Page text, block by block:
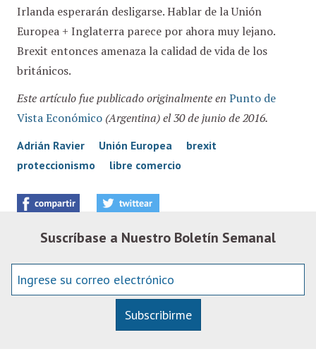
Irlanda esperarán desligarse. Hablar de la Unión
Europea + Inglaterra parece por ahora muy lejano.
Brexit entonces amenaza la calidad de vida de los
británicos.
Este artículo fue publicado originalmente en Punto de
Vista Económico (Argentina) el 30 de junio de 2016.
Adrián Ravier Unión Europea
brexit
proteccionismo
libre comercio
Suscríbase a Nuestro Boletín Semanal